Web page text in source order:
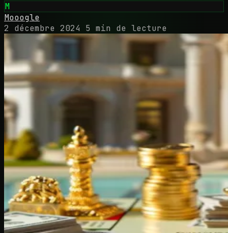
M
Mooogle
2 décembre 2024
5 min de lecture